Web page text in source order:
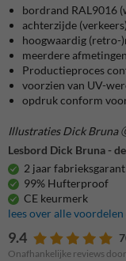
bordrand RAL9016
achterzijde
hoogwaardig (retro-
meerdere
Productieproces
voorzien van UV-
opdruk conform
Illustraties Dick Bruna
Lesbord Dick Bruna -
2 jaar
99% Hufterproof
CE keurmerk
lees over alle voordelen
9.4
Onafhankelijke reviews